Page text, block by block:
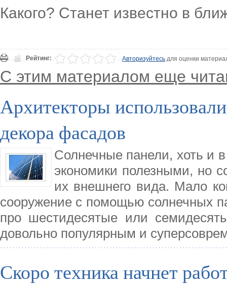
Какого? Станет известно в
Рейтинг: Авторизуйтесьдля оценки
С этим материалом еще
Архитекторы
декора фасадов
Солнечные панели, хоть и
экономики полезными, но
их внешнего вида. Мало
сооружение с помощью солнечных
про шестидесятые или
довольно популярным и
Скоро техника начнет